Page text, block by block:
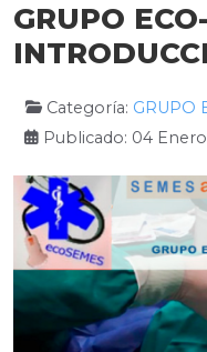
GRUPO
Categoría: GRUPO
Publicado: 04